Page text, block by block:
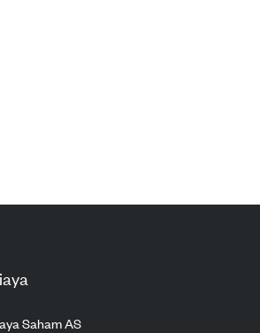
Saham AS